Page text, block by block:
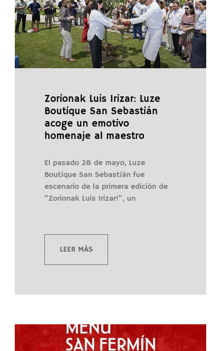
Zorionak Luis Irizar: Luze
Boutique San Sebastián
acoge un emotivo
homenaje al maestro
El pasado 28 de mayo, Luze
Boutique San Sebastián fue
escenario de la primera edición de
“Zorionak Luis Irizar!”, un
LEER MÁS